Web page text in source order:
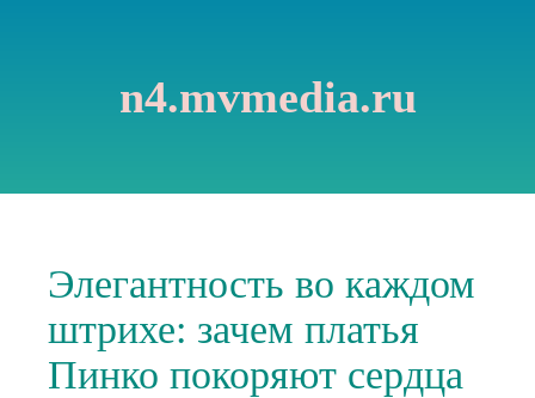
n4.mvmedia.ru
Элегантность во каждом
штрихе: зачем платья
Пинко покоряют сердца